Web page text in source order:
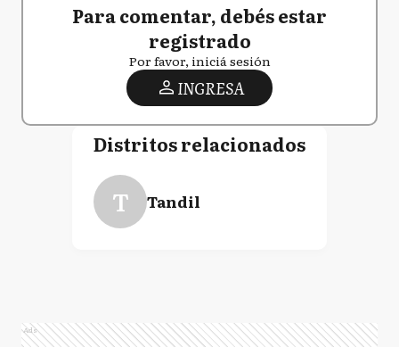
Para comentar, debés estar
registrado
Por favor, iniciá sesión
INGRESA
Distritos relacionados
T Tandil
Ads